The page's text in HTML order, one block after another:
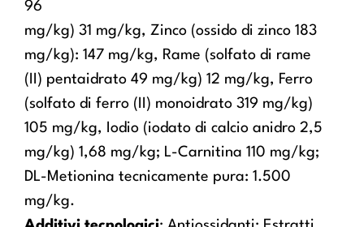
96
mg/kg) 31 mg/kg, Zinco (ossido di zinco 183
mg/kg): 147 mg/kg, Rame (solfato di rame
(II) pentaidrato 49 mg/kg) 12 mg/kg, Ferro
(solfato di ferro (II) monoidrato 319 mg/kg)
105 mg/kg, Iodio (iodato di calcio anidro 2,5
mg/kg) 1,68 mg/kg; L-Carnitina 110 mg/kg;
DL-Metionina tecnicamente pura: 1.500
mg/kg.